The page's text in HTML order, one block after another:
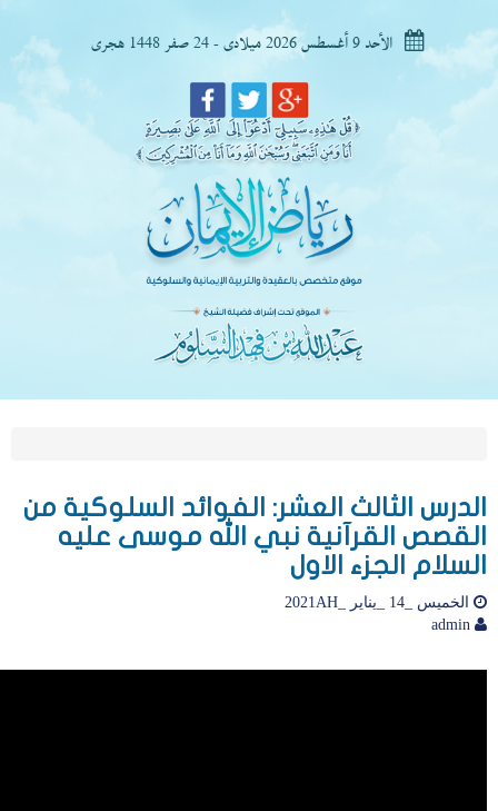
الأحد 9 أغسطس 2026 ميلادى - 24 صفر 1448 هجرى
الدرس الثالث العشر: الفوائد السلوكية من
القصص القرآنية نبي الله موسى عليه
السلام الجزء الاول
الخميس _14 _يناير _2021AH